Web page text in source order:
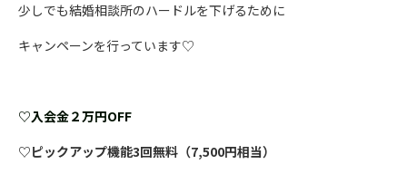
少しでも結婚相談所のハードルを下げるために
キャンペーンを行っています♡
♡入会金２万円OFF
♡ピックアップ機能3回無料（7,500円相当）